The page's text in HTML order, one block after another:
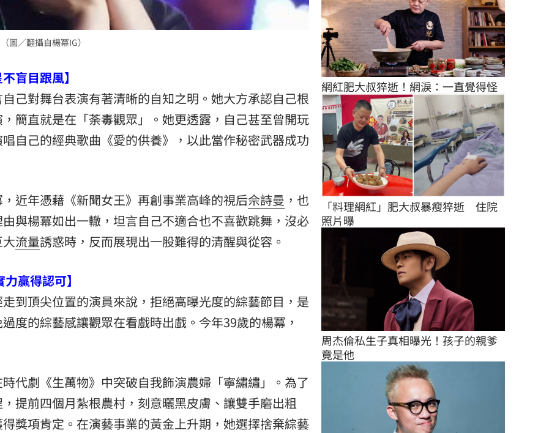
圖／翻攝自楊冪IG）
盲目跟風】
己對舞台表演有著清晰的自知之明。她大方承認自己根
簡直就是在「荼毒觀眾」。她更透露，自己甚至曾開玩
自己的經典歌曲《愛的供養》，以此當作秘密武器成功
近年憑藉《新聞女王》再創事業高峰的視后佘詩曼 ，也
與楊冪如出一轍，坦言自己不適合也不喜歡跳舞，沒必
流量誘惑時，反而展現出一股難得的清醒與從容。
贏得認可】
到頂尖位置的演員來說，拒絕高曝光度的綜藝節目，是
度的綜藝感讓觀眾在看戲時出戲。今年39歲的楊冪，
代劇《生萬物》中突破自我飾演農婦「寧繡繡」。為了
提前四個月紮根農村，刻意曬黑皮膚、讓雙手磨出粗
獎項肯定。在演藝事業的黃金上升期，她選擇捨棄綜藝
網紅肥大叔猝逝！網淚：一直覺得怪
「料理網紅」肥大叔暴瘦猝逝　住院
照片曝
周杰倫私生子真相曝光！孩子的親爹
竟是他